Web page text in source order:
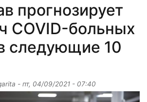
прогнозирует
COVID-больных
следующие 10
- пт, 04/09/2021 - 07:40